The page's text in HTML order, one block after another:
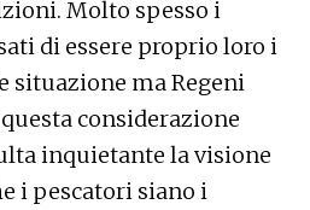
Molto spesso i
di essere proprio loro i
situazione ma Regeni
considerazione
inquietante la visione
i pescatori siano i